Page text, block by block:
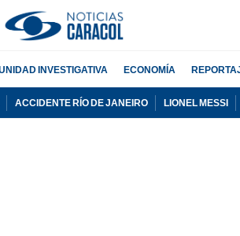
INVESTIGATIVA ECONOMÍA
ACCIDENTE RÍO DE JANEIRO LIONEL MESSI